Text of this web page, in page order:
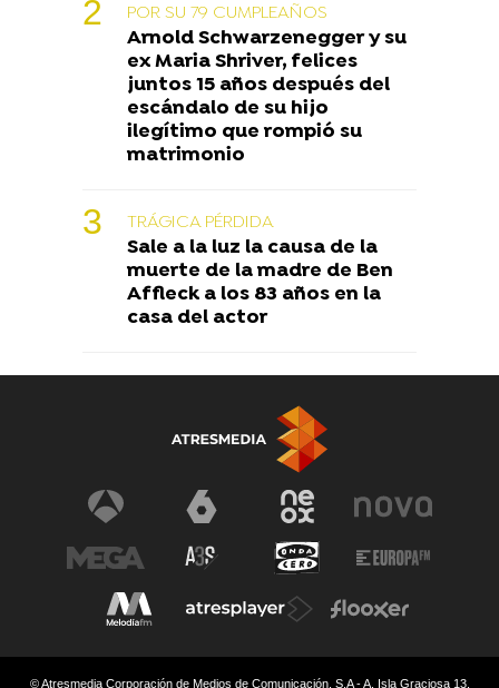
POR SU 79 CUMPLEAÑOS
Arnold Schwarzenegger y su
ex Maria Shriver, felices
juntos 15 años después del
escándalo de su hijo
ilegítimo que rompió su
matrimonio
TRÁGICA PÉRDIDA
Sale a la luz la causa de la
muerte de la madre de Ben
Affleck a los 83 años en la
casa del actor
© Atresmedia Corporación de Medios de Comunicación, S.A - A. Isla Graciosa 13,